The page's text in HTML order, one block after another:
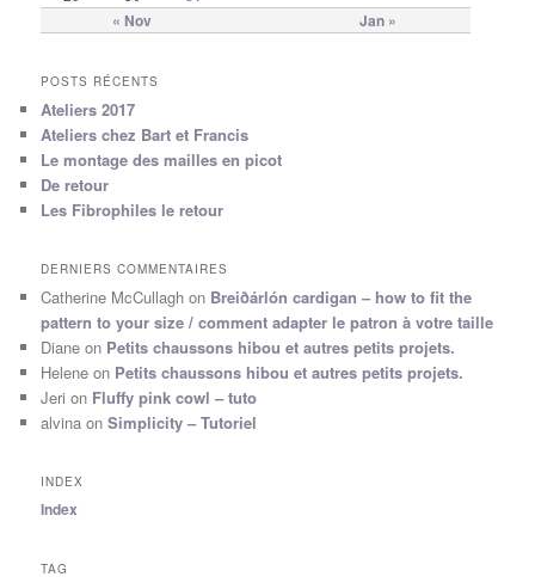
« Nov Jan »
POSTS RÉCENTS
Ateliers 2017
Ateliers chez Bart et Francis
Le montage des mailles en picot
De retour
Les Fibrophiles le retour
DERNIERS COMMENTAIRES
Catherine McCullagh on Breiðárlón cardigan – how to fit the
pattern to your size / comment adapter le patron à votre taille
Diane on Petits chaussons hibou et autres petits projets.
Helene on Petits chaussons hibou et autres petits projets.
Jeri on Fluffy pink cowl – tuto
alvina onSimplicity – Tutoriel
INDEX
Index
TAG